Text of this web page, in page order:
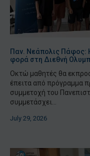
Παν. Νεάπολις Πάφος:
φορά στη Διεθνή
Οκτώ μαθητές θα
έπειτα από πρόγραμμα
συμμετοχή του
συμμετάσχει...
July 29, 2026